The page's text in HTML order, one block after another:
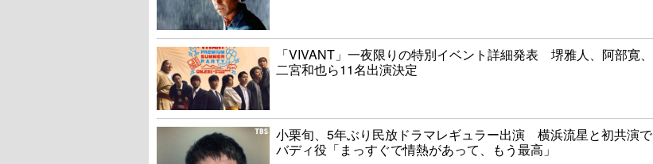
「VIVANT」一夜限りの特別イベント詳細発表 堺雅人、阿部寛、
二宮和也ら11名出演決定
小栗旬、5年ぶり民放ドラマレギュラー出演 横浜流星と初共演で
バディ役「まっすぐで情熱があって、もう最高」